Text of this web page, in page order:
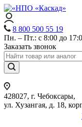
8 800 500 55 19
Пн. – Пт.: с 8:00 до
Заказать звонок
428027, г. Чебоксары,
ул. Хузангая, д. 18,